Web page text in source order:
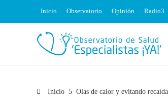
Inicio Observatorio Opinión Radio
Inicio Olas de calor y evitando